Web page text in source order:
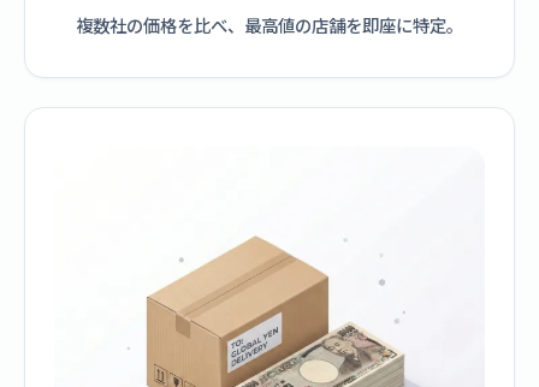
複数社の価格を比べ、最高値の店舗を即座に特定。